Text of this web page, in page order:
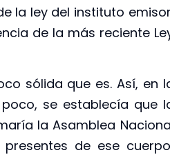
la ley del instituto
de la más reciente
sólida que es. Así, en
se establecía que
la Asamblea
de ese